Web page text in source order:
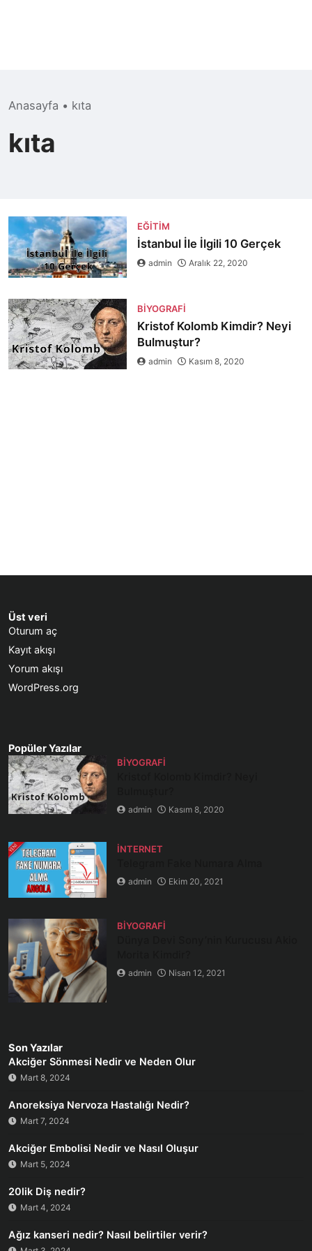
Anasayfa • kıta
kıta
EĞITIM
İstanbul İle İlgili 10 Gerçek
admin Aralık 22, 2020
BIYOGRAFI
Kristof Kolomb Kimdir? Neyi
Bulmuştur?
admin Kasım 8, 2020
Üst veri
Oturum aç
Kayıt akışı
Yorum akışı
WordPress.org
Popüler Yazılar
BIYOGRAFI
admin Kasım 8, 2020
İNTERNET
admin Ekim 20, 2021
BIYOGRAFI
admin Nisan 12, 2021
Son Yazılar
Akciğer Sönmesi Nedir ve Neden Olur
Mart 8, 2024
Anoreksiya Nervoza Hastalığı Nedir?
Mart 7, 2024
Akciğer Embolisi Nedir ve Nasıl Oluşur
Mart 5, 2024
20lik Diş nedir?
Mart 4, 2024
Ağız kanseri nedir? Nasıl belirtiler verir?